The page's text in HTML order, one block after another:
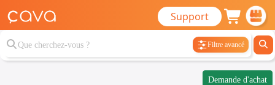
Support
Filtre avancé
Demande d'achat